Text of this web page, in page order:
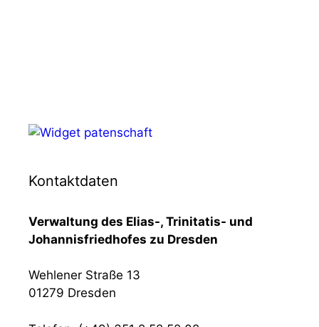
Kontaktdaten
Verwaltung des Elias-, Trinitatis- und
Johannisfriedhofes zu Dresden
Wehlener Straße 13
01279 Dresden